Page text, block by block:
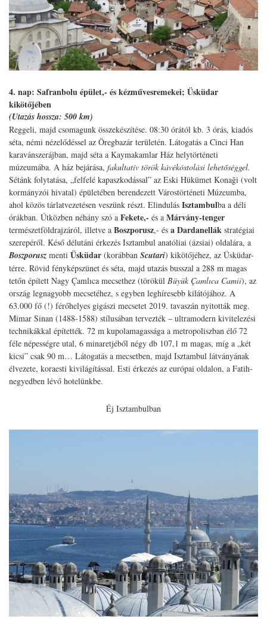
4. nap: Safranbolu épület,- és kézművesremekei; Üsküdar
kikötőjében
(Utazás hossza: 500 km)
Reggeli, majd csomagunk összekészítése. 08:30 órától kb. 3 órás, kiadós
séta, némi nézelődéssel az Öregbazár területén. Látogatás a Cinci Han
karavánszerájban, majd séta a Kaymakamlar Ház helytörténeti
múzeumába. A ház bejárása, fakultatív török kávékóstolási lehetőséggel.
Sétánk folytatása, „felfelé kapaszkodással” az Eski Hükümet Konaği (volt
kormányzói hivatal) épületében berendezett Várostörténeti Múzeumba,
ahol közös tárlatvezetésen veszünk részt. Elindulás Isztambulba a déli
órákban. Útközben néhány szó a Fekete,- és a Márvány-tenger
természetföldrajzáról, illetve a Boszporusz,- és a Dardanellák stratégiai
szerepéről. Késő délutáni érkezés Isztambul anatóliai (ázsiai) oldalára, a
Boszporusz menti Üsküdar (korábban Scutari) kikötőjéhez, az Üsküdar-
térre. Rövid fényképszünet és séta, majd utazás busszal a 288 m magas
tetőn épített Nagy Çamlıca mecsethez (törökül Büyük Çamlıca Camii), az
ország legnagyobb mecsetéhez, s egyben leghíresebb kilátójához. A
63.000 fő (!) férőhelyes gigászi mecsetet 2019. tavaszán nyitották meg.
Mimar Sinan (1488-1588) stílusában tervezték – ultramodern kivitelezési
technikákkal építették. 72 m kupolamagassága a metropoliszban élő 72
féle népességre utal, 6 minaretjéből négy db 107,1 m magas, míg a „két
kicsi” csak 90 m… Látogatás a mecsetben, majd Isztambul látványának
élvezete, koraesti kivilágítással. Esti érkezés az európai oldalon, a Fatih-
negyedben lévő hotelünkbe.
Éj Isztambulban